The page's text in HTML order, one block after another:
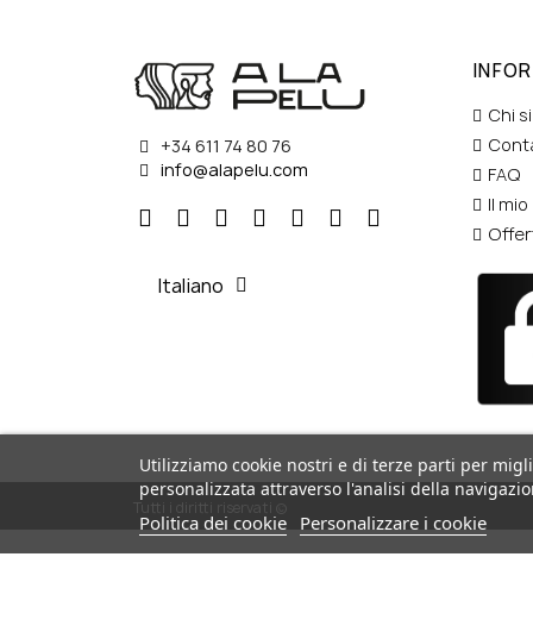
+34 611 74 80 76
info@alapelu.com
Italiano
Chi
FAQ
Il
Tutti i diritti riservati ©
Utilizziamo cookie nostri e di terze parti per
personalizzata attraverso l'analisi della
Politica dei cookie Personalizzare i cookie